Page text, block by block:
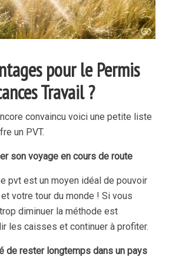
pour le Permis
Travail ?
convaincu voici une petite liste
un PVT.
son voyage en cours de route
pvt est un moyen idéal de pouvoir
votre tour du monde ! Si vous
diminuer la méthode est
les caisses et continuer à profiter.
de rester longtemps dans un pays